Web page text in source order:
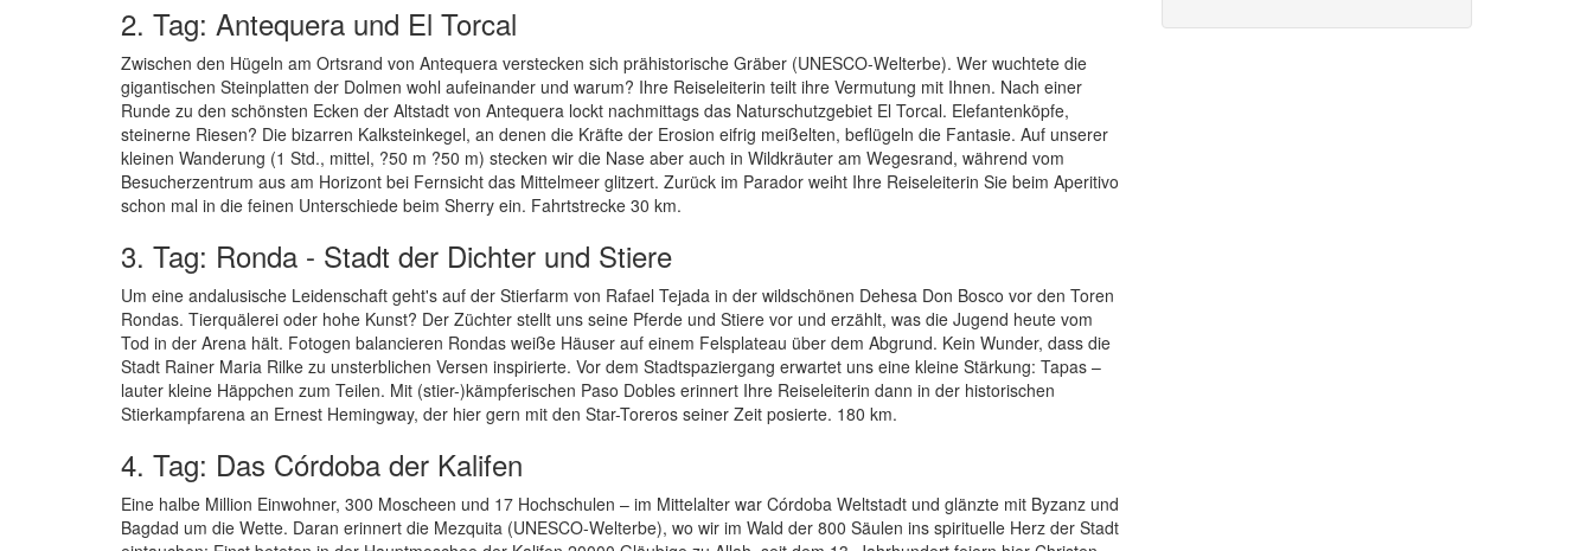
2. Tag: Antequera und El Torcal
Zwischen den Hügeln am Ortsrand von Antequera verstecken sich prähistorische Gräber (UNESCO-Welterbe). Wer wuchtete die
gigantischen Steinplatten der Dolmen wohl aufeinander und warum? Ihre Reiseleiterin teilt ihre Vermutung mit Ihnen. Nach einer
Runde zu den schönsten Ecken der Altstadt von Antequera lockt nachmittags das Naturschutzgebiet El Torcal. Elefantenköpfe,
steinerne Riesen? Die bizarren Kalksteinkegel, an denen die Kräfte der Erosion eifrig meißelten, beflügeln die Fantasie. Auf unserer
kleinen Wanderung (1 Std., mittel, ?50 m ?50 m) stecken wir die Nase aber auch in Wildkräuter am Wegesrand, während vom
Besucherzentrum aus am Horizont bei Fernsicht das Mittelmeer glitzert. Zurück im Parador weiht Ihre Reiseleiterin Sie beim Aperitivo
schon mal in die feinen Unterschiede beim Sherry ein. Fahrtstrecke 30 km.
3. Tag: Ronda - Stadt der Dichter und Stiere
Um eine andalusische Leidenschaft geht's auf der Stierfarm von Rafael Tejada in der wildschönen Dehesa Don Bosco vor den Toren
Rondas. Tierquälerei oder hohe Kunst? Der Züchter stellt uns seine Pferde und Stiere vor und erzählt, was die Jugend heute vom
Tod in der Arena hält. Fotogen balancieren Rondas weiße Häuser auf einem Felsplateau über dem Abgrund. Kein Wunder, dass die
Stadt Rainer Maria Rilke zu unsterblichen Versen inspirierte. Vor dem Stadtspaziergang erwartet uns eine kleine Stärkung: Tapas –
lauter kleine Häppchen zum Teilen. Mit (stier-)kämpferischen Paso Dobles erinnert Ihre Reiseleiterin dann in der historischen
Stierkampfarena an Ernest Hemingway, der hier gern mit den Star-Toreros seiner Zeit posierte. 180 km.
4. Tag: Das Córdoba der Kalifen
Eine halbe Million Einwohner, 300 Moscheen und 17 Hochschulen – im Mittelalter war Córdoba Weltstadt und glänzte mit Byzanz und
Bagdad um die Wette. Daran erinnert die Mezquita (UNESCO-Welterbe), wo wir im Wald der 800 Säulen ins spirituelle Herz der Stadt